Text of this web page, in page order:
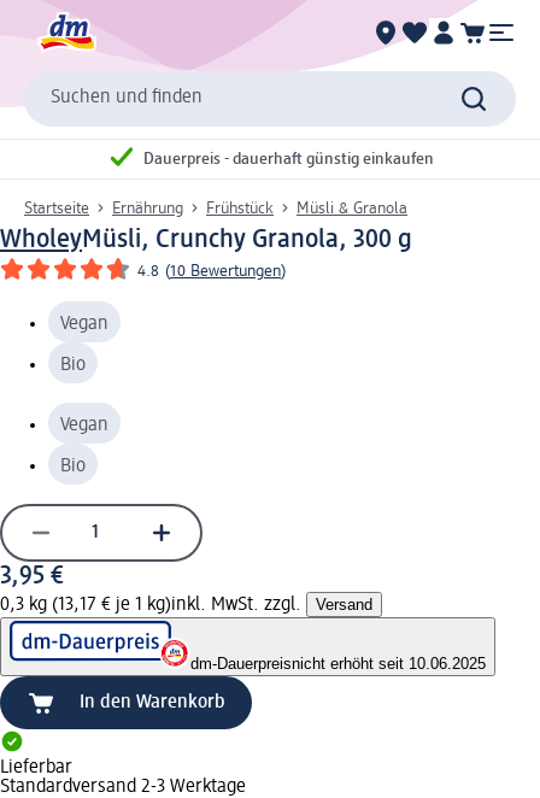
Suchen und finden
Dauerpreis - dauerhaft günstig einkaufen
Startseite Ernährung Frühstück Müsli & Granola
WholeyMüsli, Crunchy Granola, 300 g
4.8 (10 Bewertungen)
Vegan
Bio
Vegan
Bio
3,95 €
0,3 kg (13,17 € je 1 kg)inkl. MwSt. zzgl. Versand
dm-Dauerpreisnicht erhöht seit 10.06.2025
In den Warenkorb
Lieferbar
Standardversand 2-3 Werktage